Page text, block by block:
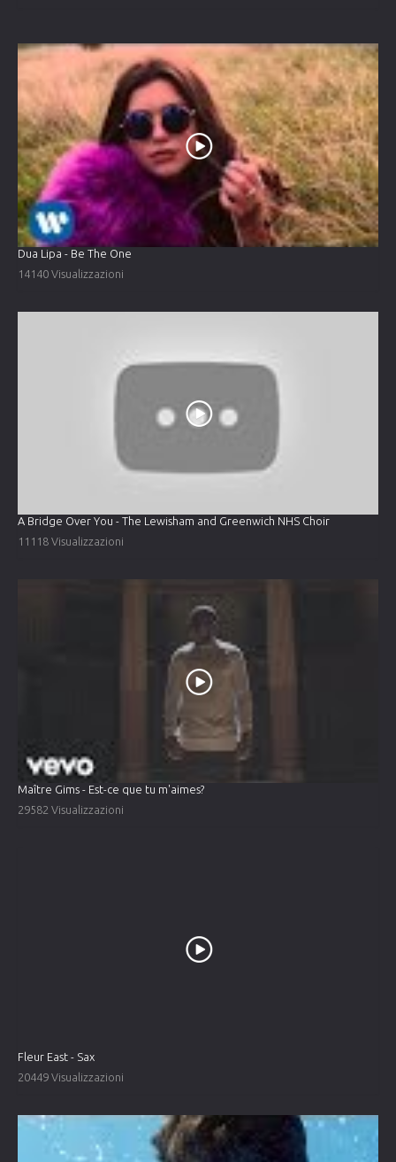
Dua Lipa - Be The One
14140 Visualizzazioni
A Bridge Over You - The Lewisham and Greenwich NHS Choir
11118 Visualizzazioni
Maître Gims - Est-ce que tu m'aimes?
29582 Visualizzazioni
Fleur East - Sax
20449 Visualizzazioni